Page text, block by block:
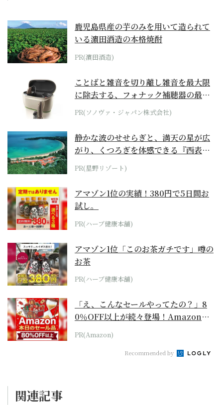
鹿児島県産の芋のみを用いて造られて
いる濵田酒造の本格焼酎
PR(濵田酒造)
ことばと雑音を切り離し雑音を最大限
に除去する、フォナック補聴器の最上
位モデル
PR(ソノヴァ・ジャパン株式会社)
静かな波のせせらぎと、満天の星が広
がり、くつろぎを体感できる『西表島
ホテル by...
PR(星野リゾート)
アマゾン1位の実績！380円で5日間お
試し。
PR(ハーブ健康本舗)
アマゾン1位「このお茶ガチです」噂の
お茶
PR(ハーブ健康本舗)
「え、こんなセールやってたの？」8
0％OFF以上が続々登場！Amazonの
本気が...
PR(Amazon)
Recommended by
関連記事